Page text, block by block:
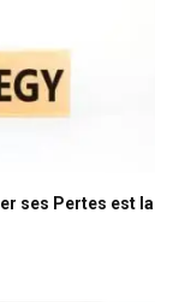
ses Pertes est la